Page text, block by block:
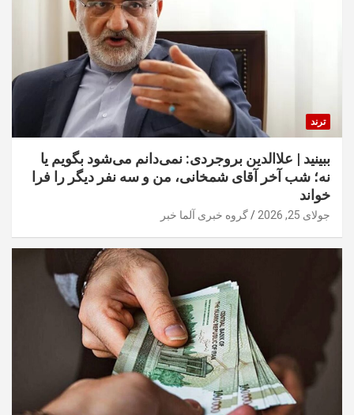
ترند
ببینید | علاالدین بروجردی: نمی‌دانم می‌شود بگویم یا
نه؛ شب آخر آقای شمخانی، من و سه نفر دیگر را فرا
خواند
جولای 25, 2026 گروه خبری آلما خبر